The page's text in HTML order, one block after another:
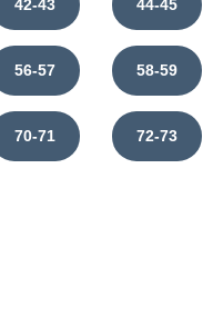
42-43 44-45
56-57 58-59
70-71 72-73